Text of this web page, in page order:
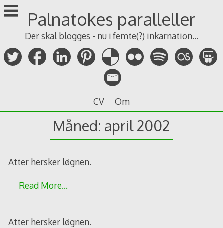
Skip
to
Palnatokes paralleller
Der skal blogges - nu i femte(?) inkarnation...
CV Om
Måned: april 2002
Atter hersker løgnen.
Read More…
Atter hersker løgnen.